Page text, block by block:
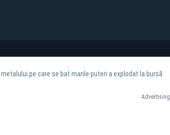
pe care se bat marile puteri a explodat la bursă
Advertising